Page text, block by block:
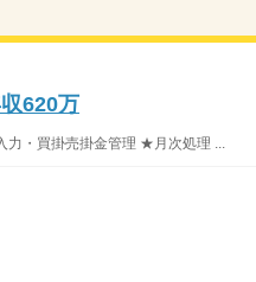
620万
・買掛売掛金管理 ★月次処理 ...